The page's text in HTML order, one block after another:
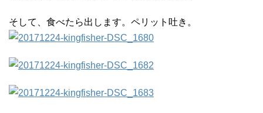
そして、食べたら出します。ペリット吐き。